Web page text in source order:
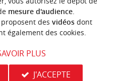
mesure d'audience.
des vidéosdont
également des cookies.
PLUS
J'ACCEPTE